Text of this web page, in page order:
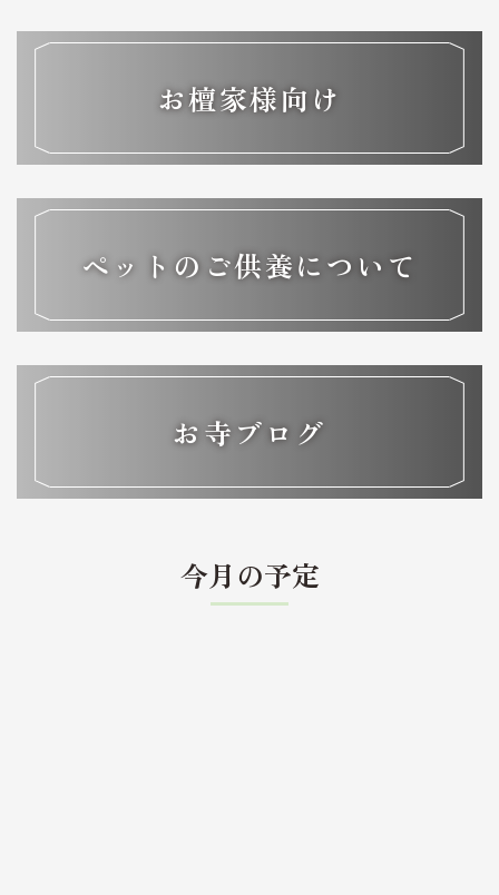
お檀家様向け
ペットのご供養について
お寺ブログ
今月の予定